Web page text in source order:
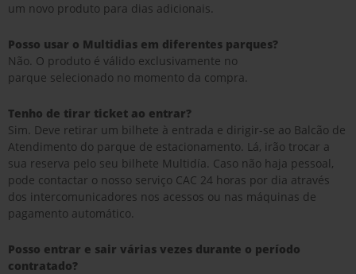
um novo produto para dias adicionais.
Posso usar o Multidias em diferentes parques?
Não. O produto é válido exclusivamente no
parque selecionado no momento da compra.
Tenho de tirar ticket ao entrar?
Sim. Deve retirar um bilhete à entrada e dirigir-se ao Balcão de
Atendimento do parque de estacionamento. Lá, irão trocar a
sua reserva pelo seu bilhete Multidía. Caso não haja pessoal,
pode contactar o nosso serviço CAC 24 horas por dia através
dos intercomunicadores nos acessos ou nas máquinas de
pagamento automático.
Posso entrar e sair várias vezes durante o período
contratado?